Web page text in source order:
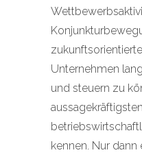
Unternehmen
und steuern zu
aussagekräftigsten
kennen. Nur dann